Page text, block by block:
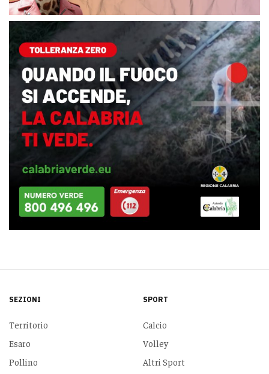
SEZIONI
Territorio
Esaro
Pollino
SPORT
Calcio
Volley
Altri Sport